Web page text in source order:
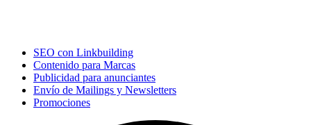
SEO con Linkbuilding
Contenido para Marcas
Publicidad para anunciantes
Envío de Mailings y Newsletters
Promociones